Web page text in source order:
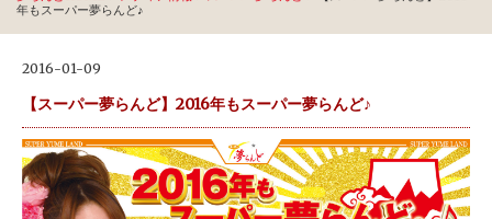
年もスーパー夢らんど♪
2016-01-09
【スーパー夢らんど】2016年もスーパー夢らんど♪